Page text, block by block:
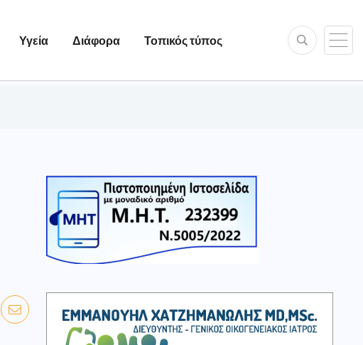
Υγεία Διάφορα Τοπικός τύπος